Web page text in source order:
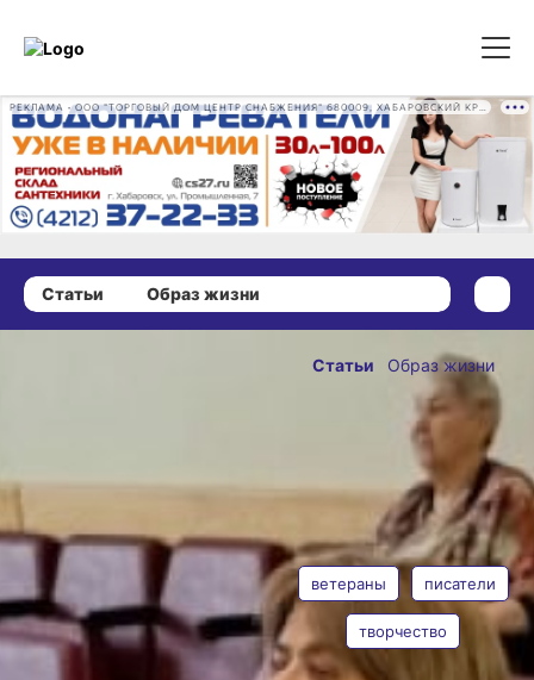
Статьи Образ жизни
писателями
Городской Совет ветеранов
совместно с Домом ветеранов
провел творческий вечер
с писателями города
Хабаровска «Нескучный
разговор». 2024 год указом
Статьи Образ жизни
ОПУБЛИКОВАНО
15 мая 2024 г., 14:52
ТЕГИ
ветераны писатели
творчество